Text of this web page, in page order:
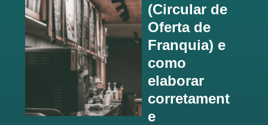
(Circular de
Oferta de
Franquia) e
como
elaborar
corretament
e